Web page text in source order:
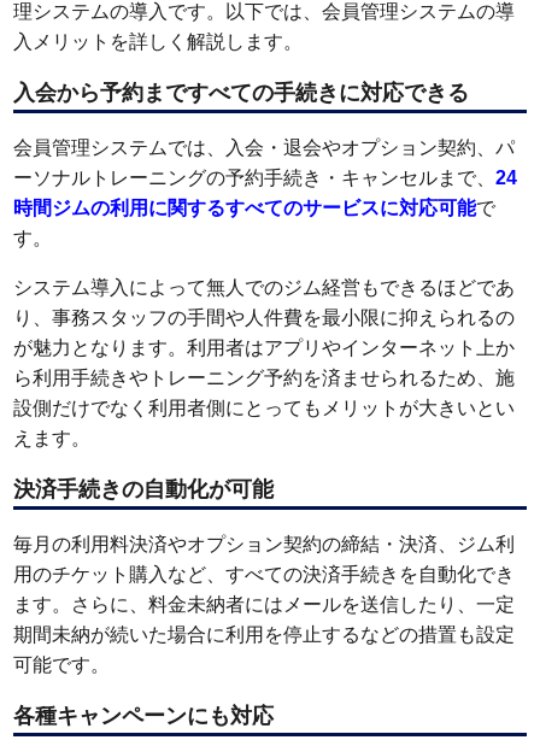
理システムの導入です。以下では、会員管理システムの導
入メリットを詳しく解説します。
入会から予約まですべての手続きに対応できる
会員管理システムでは、入会・退会やオプション契約、パ
ーソナルトレーニングの予約手続き・キャンセルまで、24
時間ジムの利用に関するすべてのサービスに対応可能で
す。
システム導入によって無人でのジム経営もできるほどであ
り、事務スタッフの手間や人件費を最小限に抑えられるの
が魅力となります。利用者はアプリやインターネット上か
ら利用手続きやトレーニング予約を済ませられるため、施
設側だけでなく利用者側にとってもメリットが大きいとい
えます。
決済手続きの自動化が可能
毎月の利用料決済やオプション契約の締結・決済、ジム利
用のチケット購入など、すべての決済手続きを自動化でき
ます。さらに、料金未納者にはメールを送信したり、一定
期間未納が続いた場合に利用を停止するなどの措置も設定
可能です。
各種キャンペーンにも対応